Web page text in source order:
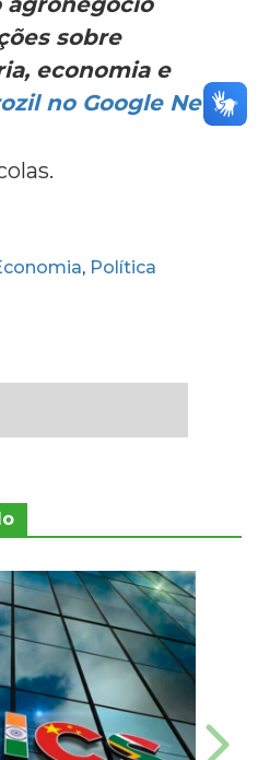
sobre
economia e
no Google News.
, Política